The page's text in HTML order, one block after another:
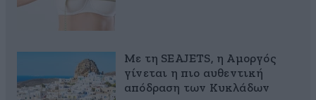
Με τη SEAJETS, η Αμοργός
γίνεται η πιο αυθεντική
απόδραση των Κυκλάδων